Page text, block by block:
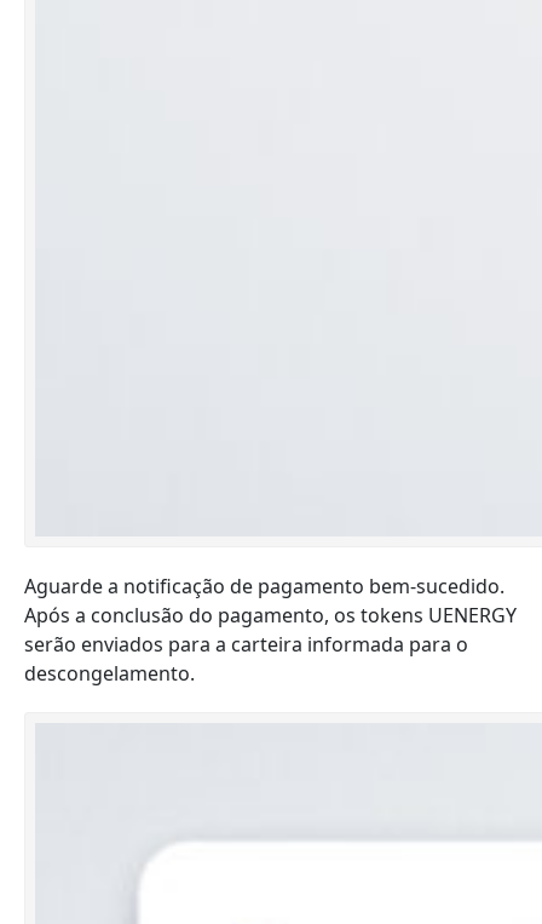
Aguarde a notificação de pagamento bem-sucedido.
Após a conclusão do pagamento, os tokens UENERGY
serão enviados para a carteira informada para o
descongelamento.